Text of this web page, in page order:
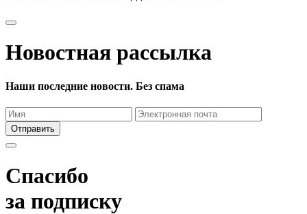
Новостная рассылка
Наши последние новости. Без спама
Отправить
Спасибо
за подписку